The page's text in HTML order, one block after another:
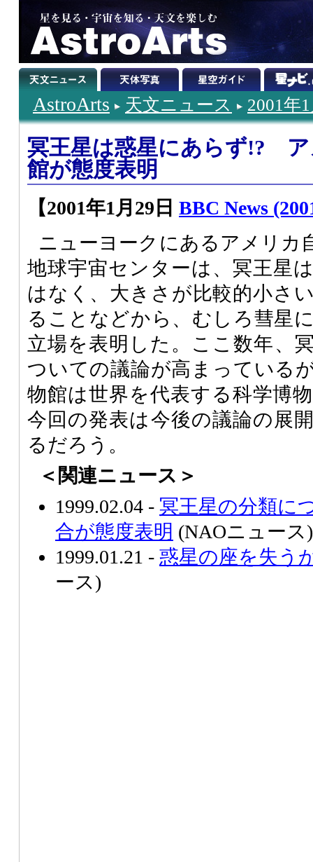
AstroArts 天文ニュース 2001年
冥王星は惑星にあらず!? ア
館が態度表明
【2001年1月29日 BBC News
ニューヨークにあるアメリカ
地球宇宙センターは、冥王星
はなく、大きさが比較的小さ
ることなどから、むしろ彗星
立場を表明した。ここ数年、
ついての議論が高まっている
物館は世界を代表する科学博
今回の発表は今後の議論の展
るだろう。
＜関連ニュース＞
1999.02.04 - 冥王星の分類に
合が態度表明 (NAOニュース)
1999.01.21 - 惑星の座を失う
ース)